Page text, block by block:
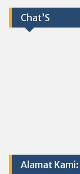
Chat’S
Alamat Kami: